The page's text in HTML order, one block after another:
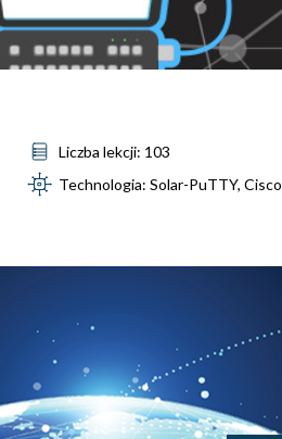
Liczba lekcji: 103
Technologia: Solar-PuTTY,